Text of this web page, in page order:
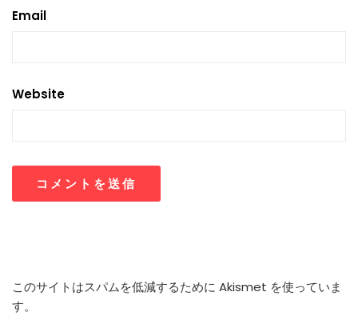
Email
Website
このサイトはスパムを低減するために Akismet を使っていま
す。